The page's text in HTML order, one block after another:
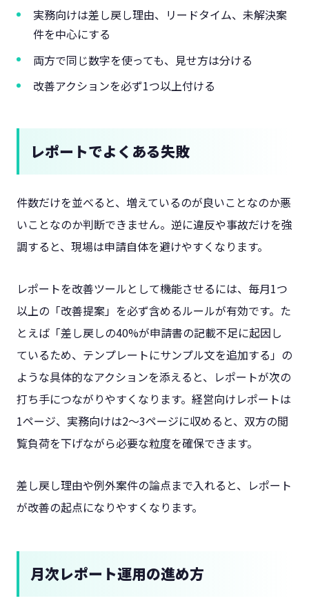
実務向けは差し戻し理由、リードタイム、未解決案
件を中心にする
両方で同じ数字を使っても、見せ方は分ける
改善アクションを必ず1つ以上付ける
レポートでよくある失敗
件数だけを並べると、増えているのが良いことなのか悪
いことなのか判断できません。逆に違反や事故だけを強
調すると、現場は申請自体を避けやすくなります。
レポートを改善ツールとして機能させるには、毎月1つ
以上の「改善提案」を必ず含めるルールが有効です。た
とえば「差し戻しの40%が申請書の記載不足に起因し
ているため、テンプレートにサンプル文を追加する」の
ような具体的なアクションを添えると、レポートが次の
打ち手につながりやすくなります。経営向けレポートは
1ページ、実務向けは2〜3ページに収めると、双方の閲
覧負荷を下げながら必要な粒度を確保できます。
差し戻し理由や例外案件の論点まで入れると、レポート
が改善の起点になりやすくなります。
月次レポート運用の進め方